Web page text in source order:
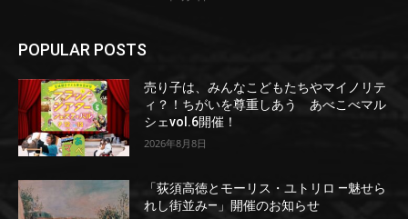
POPULAR POSTS
売り子は、みんなこどもたちやマイノリテ
ィ？！ちがいを尊重しあう あべこべマル
シェvol.6開催！
2026年8月8日
「荻須高徳とモーリス・ユトリロ ―魅せら
れし街並み―」開催のお知らせ